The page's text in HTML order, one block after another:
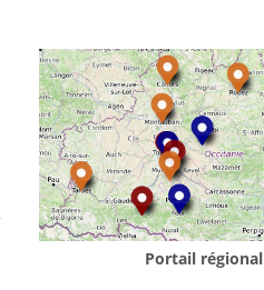
Portail régional